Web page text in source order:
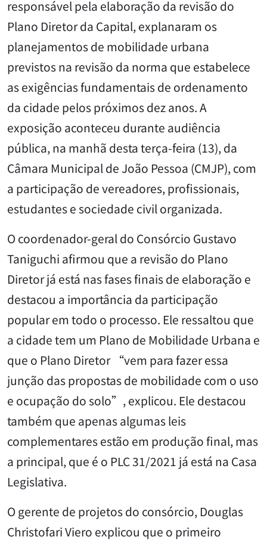
responsável pela elaboração da revisão do
Plano Diretor da Capital, explanaram os
planejamentos de mobilidade urbana
previstos na revisão da norma que estabelece
as exigências fundamentais de ordenamento
da cidade pelos próximos dez anos. A
exposição aconteceu durante audiência
pública, na manhã desta terça-feira (13), da
Câmara Municipal de João Pessoa (CMJP), com
a participação de vereadores, profissionais,
estudantes e sociedade civil organizada.
O coordenador-geral do Consórcio Gustavo
Taniguchi afirmou que a revisão do Plano
Diretor já está nas fases finais de elaboração e
destacou a importância da participação
popular em todo o processo. Ele ressaltou que
a cidade tem um Plano de Mobilidade Urbana e
que o Plano Diretor “vem para fazer essa
junção das propostas de mobilidade com o uso
e ocupação do solo”, explicou. Ele destacou
também que apenas algumas leis
complementares estão em produção final, mas
a principal, que é o PLC 31/2021 já está na Casa
Legislativa.
O gerente de projetos do consórcio, Douglas
Christofari Viero explicou que o primeiro